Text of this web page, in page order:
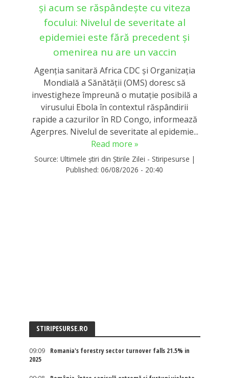
și acum se răspândește cu viteza
focului: Nivelul de severitate al
epidemiei este fără precedent și
omenirea nu are un vaccin
Agenţia sanitară Africa CDC şi Organizaţia
Mondială a Sănătăţii (OMS) doresc să
investigheze împreună o mutaţie posibilă a
virusului Ebola în contextul răspândirii
rapide a cazurilor în RD Congo, informează
Agerpres. Nivelul de severitate al epidemie...
Read more »
Source: Ultimele știri din Știrile Zilei - Stiripesurse |
Published: 06/08/2026 - 20:40
STIRIPESURSE.RO
09:09
Romania's forestry sector turnover falls 21.5% in
2025